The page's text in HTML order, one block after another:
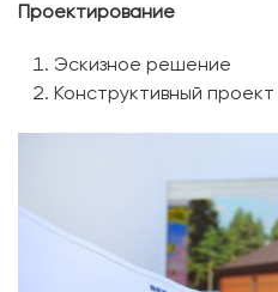
Проектирование
Эскизное решение
Конструктивный проект